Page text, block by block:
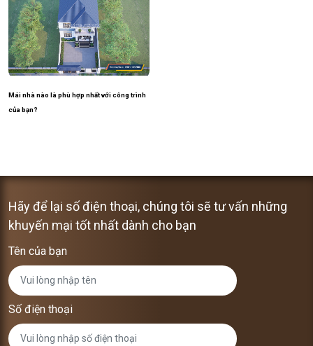
Mái nhà nào là phù hợp nhất với công trình
của bạn?
Hãy để lại số điện thoại, chúng tôi sẽ tư vấn những
khuyến mại tốt nhất dành cho bạn
Tên của bạn
Số điện thoại